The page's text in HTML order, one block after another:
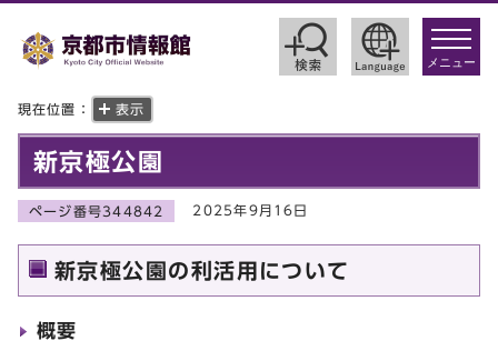
toggle
メニュー
現在位置： 表示
新京極公園
ページ番号344842 2025年9月16日
新京極公園の利活用について
概要